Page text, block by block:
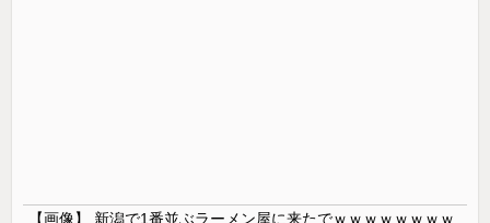
【画像】 新潟で1番並ぶラーメン屋に来たでｗｗｗｗｗｗｗｗ